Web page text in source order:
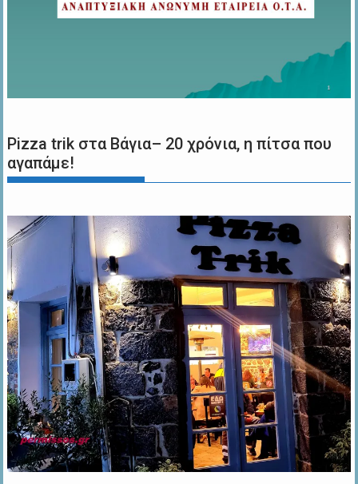
Pizza trik στα Βάγια– 20 χρόνια, η πίτσα που
αγαπάμε!